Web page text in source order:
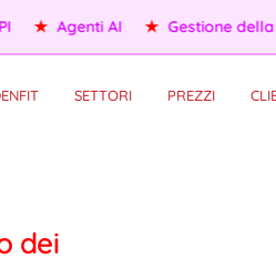
Agenti AI Gestione della
SETTORI PREZZI
dei